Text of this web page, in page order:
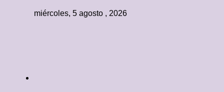
miércoles, 5 agosto , 2026